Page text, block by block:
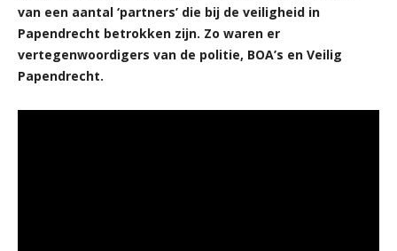
van een aantal ‘partners’ die bij de veiligheid in
Papendrecht betrokken zijn. Zo waren er
vertegenwoordigers van de politie, BOA’s en Veilig
Papendrecht.